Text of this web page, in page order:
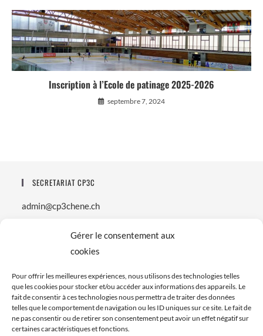
Gérer le consentement aux
cookies
Pour offrir les meilleures expériences, nous utilisons des technologies telles
que les cookies pour stocker et/ou accéder aux informations des appareils. Le
fait de consentir à ces technologies nous permettra de traiter des données
telles que le comportement de navigation ou les ID uniques sur ce site. Le fait de
ne pas consentir ou de retirer son consentement peut avoir un effet négatif sur
certaines caractéristiques et fonctions.
Inscription à l’Ecole de patinage 2025-2026
septembre 7, 2024
SECRETARIAT CP3C
admin@cp3chene.ch
ADRESSE DU CLUB
1226 Thônex
HORAIRES PERMANENCE SECRETARIAT (saison)
Mardi 16h00-19h00